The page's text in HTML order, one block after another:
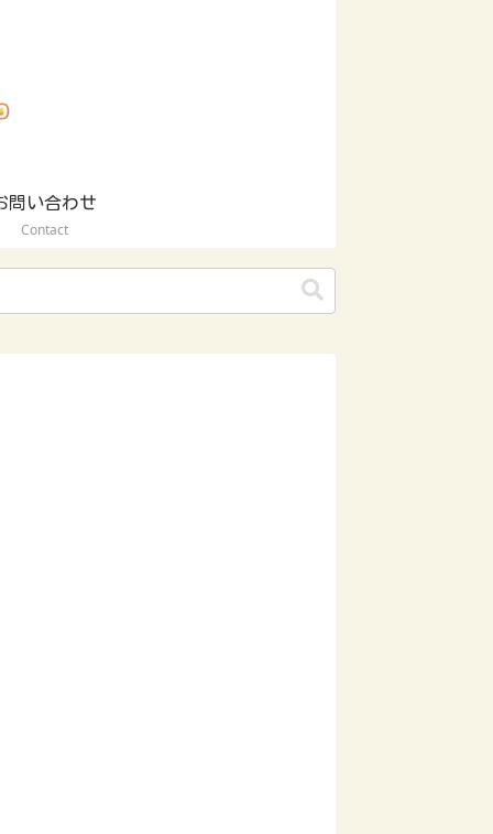
問い合わせ
Contact